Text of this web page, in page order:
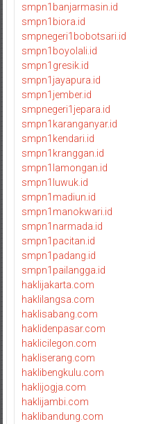
smpn1banjarmasin.id
smpn1biora.id
smpnegeri1bobotsari.id
smpn1boyolali.id
smpn1gresik.id
smpn1jayapura.id
smpn1jember.id
smpnegeri1jepara.id
smpn1karanganyar.id
smpn1kendari.id
smpn1kranggan.id
smpn1lamongan.id
smpn1luwuk.id
smpn1madiun.id
smpn1manokwari.id
smpn1narmada.id
smpn1pacitan.id
smpn1padang.id
smpn1pailangga.id
haklijakarta.com
haklilangsa.com
haklisabang.com
haklidenpasar.com
haklicilegon.com
hakliserang.com
haklibengkulu.com
haklijogja.com
haklijambi.com
haklibandung.com